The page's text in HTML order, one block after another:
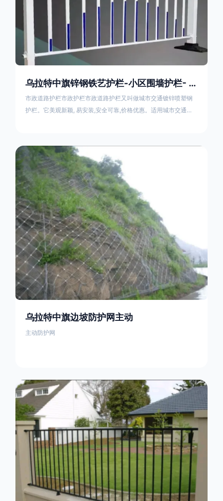
乌拉特中旗锌钢铁艺护栏-小区围墙护栏- 2025年17631598285新报价
市政道路护栏市政护栏市政道路护栏又叫做城市交通镀锌喷塑钢
护栏。它美观新颖, 易安装,安全可靠,价格优惠。适用城市交通要
隔离栏，市政道路隔离护栏，人行道路护栏，机动与非机动隔离
护栏、道路中心隔离护栏、带广告牌道路隔离护栏、河道安全护
栏、草坪花坛护栏等市政道路隔离护栏规格齐全、品种多，可以
任
乌拉特中旗边坡防护网主动
主动防护网